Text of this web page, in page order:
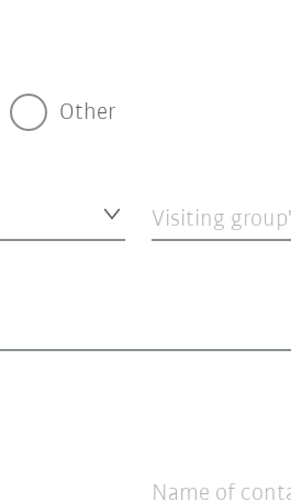
Other
Visiting
Name of